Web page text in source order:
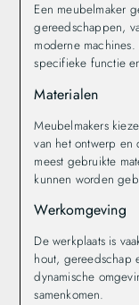
Een meubelmaker
gereedschappen,
moderne
specifieke functie
Materialen
Meubelmakers
van het ontwerp en
meest gebruikte
kunnen worden
Werkomgeving
De werkplaats is
hout, gereedschap
dynamische
samenkomen.